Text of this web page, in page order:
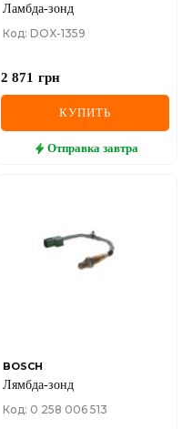
Ламбда-зонд
Код: DOX-1359
2 871 грн
КУПИТЬ
Отправка завтра
BOSCH
Лямбда-зонд
Код: 0 258 006 513